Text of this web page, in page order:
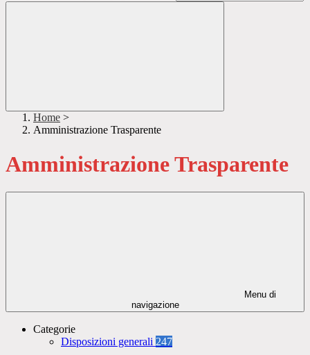
Home >
Amministrazione Trasparente
Amministrazione Trasparente
Menu di
navigazione
Categorie
Disposizioni generali 247